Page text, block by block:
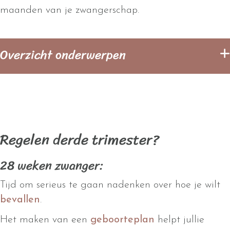
maanden van je zwangerschap.
Regelen derde trimester?
28 weken zwanger:
Tijd om serieus te gaan nadenken over hoe je wilt
bevallen.
Het maken van een geboorteplan helpt jullie
Overzicht onderwerpen